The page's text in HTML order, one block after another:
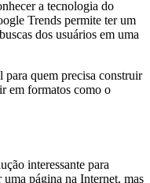
a tecnologia do
Trends permite ter um
dos usuários em uma
para quem precisa construir
em formatos como o
interessante para
uma página na Internet, mas